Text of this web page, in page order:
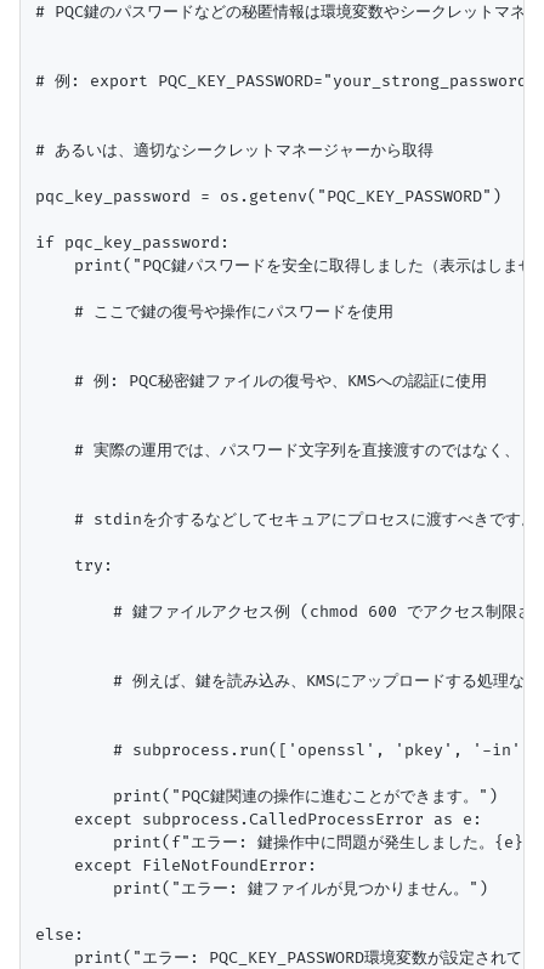
# PQC鍵のパスワードなどの秘匿情報は環境変数やシークレットマネ
# 例: export
# あるいは、適切なシークレットマネージャーから取得
pqc_key_password = os.getenv("PQC_KEY_PASSWORD")
if pqc_key_password:
print("PQC鍵パスワードを安全に取得しました（表示はしませ
    # ここで鍵の復号や操作にパスワードを使用
    # 例: PQC秘密鍵ファイルの復号や、KMSへの認証に使用
    # 実際の運用では、パスワード文字列を直接渡すのではなく、
    # stdinを介するなどしてセキュアにプロセスに渡すべきです。
    try:
# 鍵ファイルアクセス例 (chmod 600 でアクセス制限さ
        # 例えば、鍵を読み込み、KMSにアップロードする処理など
# subprocess.run(['openssl', 'pkey', '-
        print("PQC鍵関連の操作に進むことができます。")
    except subprocess.CalledProcessError as e:
        print(f"エラー: 鍵操作中に問題が発生しました。{e}")
    except FileNotFoundError:
        print("エラー: 鍵ファイルが見つかりません。")
else:
print("エラー: PQC_KEY_PASSWORD環境変数が設定されてい